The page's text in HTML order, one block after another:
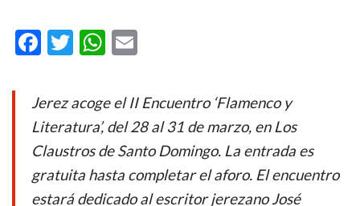
F
e
b
o
o
k
T
itt
er
W
at
s
A
p
p
ail
Jerez acoge el II Encuentro ‘Flamenco y
Literatura’, del 28 al 31 de marzo, en Los
Claustros de Santo Domingo. La entrada es
gratuita hasta completar el aforo. El encuentro
estará dedicado al escritor jerezano José